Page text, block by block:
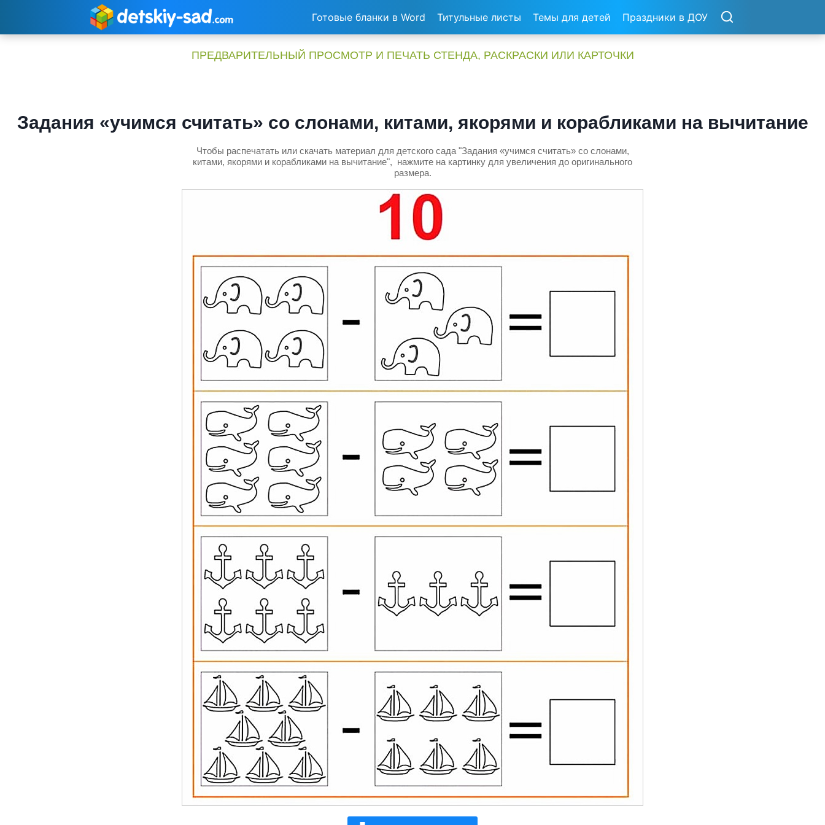
Готовые бланки в Word Титульные листы Темы для детей Праздники в ДОУ
ПРЕДВАРИТЕЛЬНЫЙ ПРОСМОТР И ПЕЧАТЬ СТЕНДА, РАСКРАСКИ ИЛИ КАРТОЧКИ
Задания «учимся считать» со слонами, китами, якорями и корабликами на вычитание
Чтобы распечатать или скачать материал для детского сада "Задания «учимся считать» со слонами,
китами, якорями и корабликами на вычитание", нажмите на картинку для увеличения до оригинального
размера.